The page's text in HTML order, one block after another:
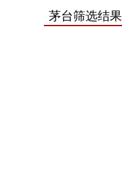
茅台筛选结果